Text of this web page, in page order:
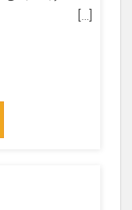
[…]